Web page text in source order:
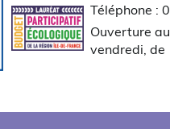
Téléphone :
Ouverture
vendredi, de